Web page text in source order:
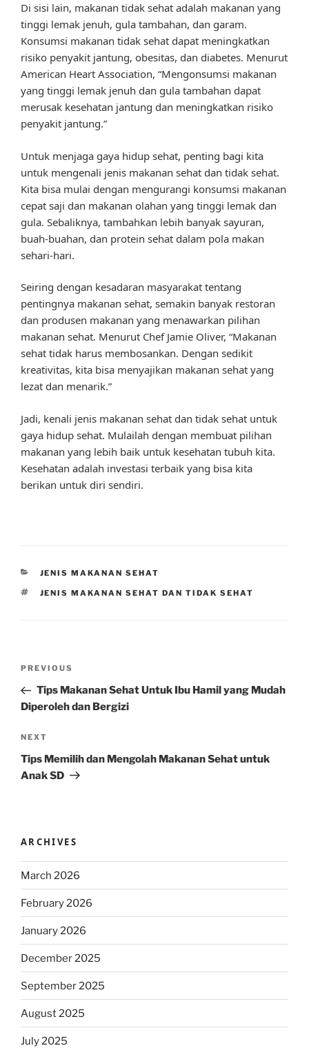
Di sisi lain, makanan tidak sehat adalah makanan yang
tinggi lemak jenuh, gula tambahan, dan garam.
Konsumsi makanan tidak sehat dapat meningkatkan
risiko penyakit jantung, obesitas, dan diabetes. Menurut
American Heart Association, “Mengonsumsi makanan
yang tinggi lemak jenuh dan gula tambahan dapat
merusak kesehatan jantung dan meningkatkan risiko
penyakit jantung.”
Untuk menjaga gaya hidup sehat, penting bagi kita
untuk mengenali jenis makanan sehat dan tidak sehat.
Kita bisa mulai dengan mengurangi konsumsi makanan
cepat saji dan makanan olahan yang tinggi lemak dan
gula. Sebaliknya, tambahkan lebih banyak sayuran,
buah-buahan, dan protein sehat dalam pola makan
sehari-hari.
Seiring dengan kesadaran masyarakat tentang
pentingnya makanan sehat, semakin banyak restoran
dan produsen makanan yang menawarkan pilihan
makanan sehat. Menurut Chef Jamie Oliver, “Makanan
sehat tidak harus membosankan. Dengan sedikit
kreativitas, kita bisa menyajikan makanan sehat yang
lezat dan menarik.”
Jadi, kenali jenis makanan sehat dan tidak sehat untuk
gaya hidup sehat. Mulailah dengan membuat pilihan
makanan yang lebih baik untuk kesehatan tubuh kita.
Kesehatan adalah investasi terbaik yang bisa kita
berikan untuk diri sendiri.
CATEGORIES
JENIS MAKANAN SEHAT
TAGS
JENIS MAKANAN SEHAT DAN TIDAK SEHAT
Previous
Post
PREVIOUS
Tips Makanan Sehat Untuk Ibu Hamil yang Mudah
Diperoleh dan Bergizi
Next
Post
NEXT
Tips Memilih dan Mengolah Makanan Sehat untuk
Anak SD
ARCHIVES
March 2026
February 2026
January 2026
December 2025
September 2025
August 2025
July 2025